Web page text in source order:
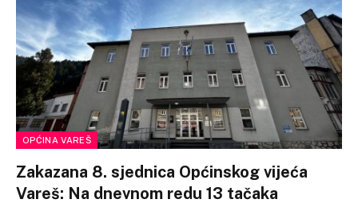
OPĆINA VAREŠ
Zakazana 8. sjednica Općinskog vijeća
Vareš: Na dnevnom redu 13 tačaka